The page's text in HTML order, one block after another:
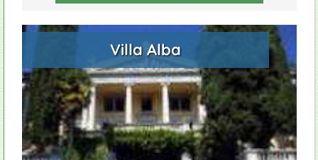
Villa Alba